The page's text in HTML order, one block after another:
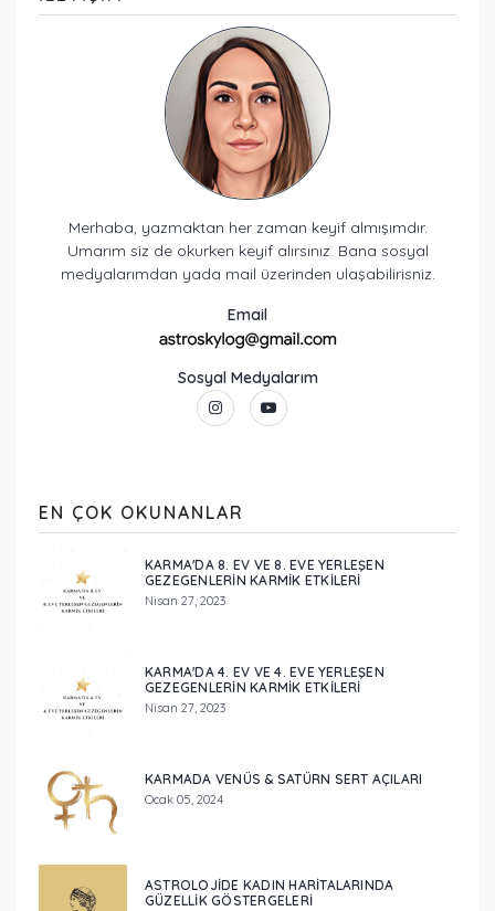
Merhaba, yazmaktan her zaman keyif almışımdır.
Umarım siz de okurken keyif alırsınız. Bana sosyal
medyalarımdan yada mail üzerinden ulaşabilirisniz.
Email
Sosyal Medyalarım
EN ÇOK OKUNANLAR
KARMA'DA 8. EV VE 8. EVE YERLEŞEN
GEZEGENLERİN KARMİK ETKİLERİ
Nisan 27, 2023
KARMA'DA 4. EV VE 4. EVE YERLEŞEN
GEZEGENLERİN KARMİK ETKİLERİ
Nisan 27, 2023
KARMADA VENÜS & SATÜRN SERT AÇILARI
Ocak 05, 2024
ASTROLOJIDE KADIN HARITALARINDA
GÜZELLIK GÖSTERGELERI